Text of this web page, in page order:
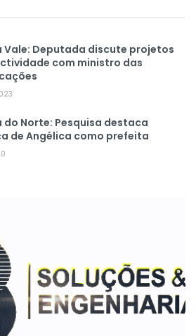
Vale: Deputada discute projetos
com ministro das
do Norte: Pesquisa destaca
de Angélica como prefeita